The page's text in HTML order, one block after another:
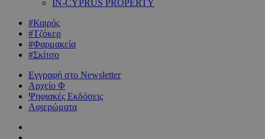
IN-CYPRUS PROPERTY
#Καιρός
#Τζόκερ
#Φαρμακεία
#Σκίτσο
Εγγραφή στο Newsletter
Αρχείο Φ
Ψηφιακές Εκδόσεις
Αφιερώματα